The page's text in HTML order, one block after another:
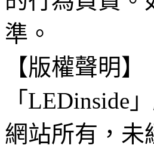
準。
【版權聲明】
「LEDinside
網站所有，未